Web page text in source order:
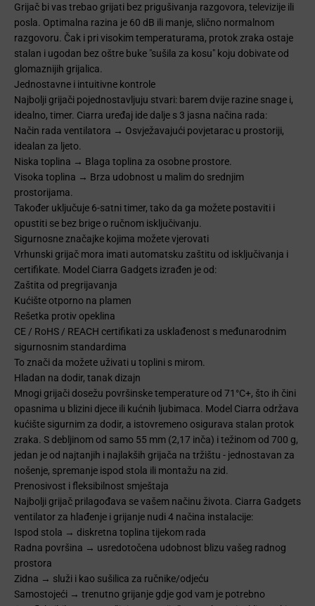
Grijač bi vas trebao grijati bez prigušivanja razgovora, televizije ili
posla. Optimalna razina je 60 dB ili manje, slično normalnom
razgovoru. Čak i pri visokim temperaturama, protok zraka ostaje
stalan i ugodan bez oštre buke "sušila za kosu" koju dobivate od
glomaznijih grijalica.
Jednostavne i intuitivne kontrole
Najbolji grijači pojednostavljuju stvari: barem dvije razine snage i,
idealno, timer. Ciarra uređaj ide dalje s 3 jasna načina rada:
Način rada ventilatora → Osvježavajući povjetarac u prostoriji,
idealan za ljeto.
Niska toplina → Blaga toplina za osobne prostore.
Visoka toplina → Brza udobnost u malim do srednjim
prostorijama.
Također uključuje 6-satni timer, tako da ga možete postaviti i
opustiti se bez brige o ručnom isključivanju.
Sigurnosne značajke kojima možete vjerovati
Vrhunski grijač mora imati automatsku zaštitu od isključivanja i
certifikate. Model Ciarra Gadgets izrađen je od:
Zaštita od pregrijavanja
Kućište otporno na plamen
Rešetka protiv opeklina
CE / RoHS / REACH certifikati za usklađenost s međunarodnim
sigurnosnim standardima
To znači da možete uživati ​​u toplini s mirom.
Hladan na dodir, tanak dizajn
Mnogi grijači dosežu površinske temperature od 71°C+, što ih čini
opasnima u blizini djece ili kućnih ljubimaca. Model Ciarra održava
kućište sigurnim za dodir, a istovremeno osigurava stalan protok
zraka. S debljinom od samo 55 mm (2,17 inča) i težinom od 700 g,
jedan je od najtanjih i najlakših grijača na tržištu - jednostavan za
nošenje, spremanje ispod stola ili montažu na zid.
Prenosivost i fleksibilnost smještaja
Najbolji grijač prilagođava se vašem načinu života. Ciarra Gadgets
ventilator za hlađenje i grijanje nudi 4 načina instalacije:
Ispod stola → diskretna toplina tijekom rada
Radna površina → usredotočena udobnost blizu vašeg radnog
prostora
Zidna → služi i kao sušilica za ručnike/odjeću
Samostojeći → trenutno grijanje gdje god vam je potrebno